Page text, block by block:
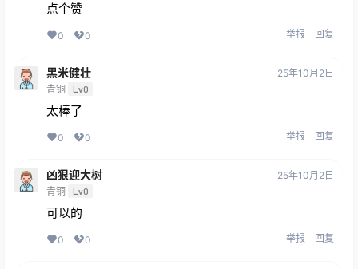
点个赞
0 0 举报 回复
黑米健壮
青铜 Lv0
25年10月2日
太棒了
0 0 举报 回复
凶狠迎大树
青铜 Lv0
25年10月2日
可以的
0 0 举报 回复